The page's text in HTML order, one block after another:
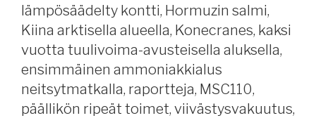
lämpösäädelty kontti, Hormuzin salmi,
Kiina arktisella alueella, Konecranes, kaksi
vuotta tuulivoima-avusteisella aluksella,
ensimmäinen ammoniakkialus
neitsytmatkalla, raportteja, MSC110,
päällikön ripeät toimet, viivästysvakuutus,